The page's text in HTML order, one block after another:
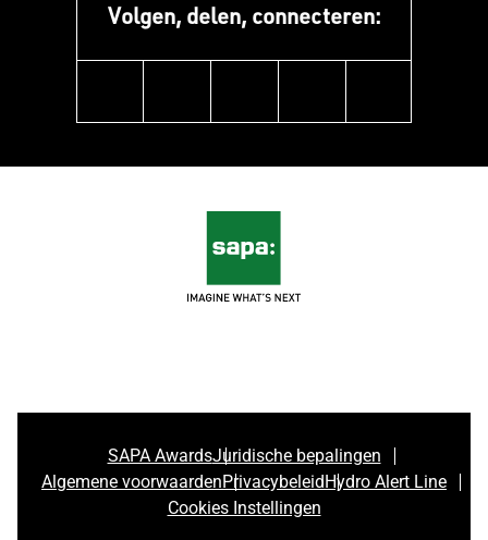
Volgen, delen, connecteren:
SAPA AwardsJuridische bepalingen
Algemene voorwaardenPrivacybeleidHydro Alert Line
Cookies Instellingen